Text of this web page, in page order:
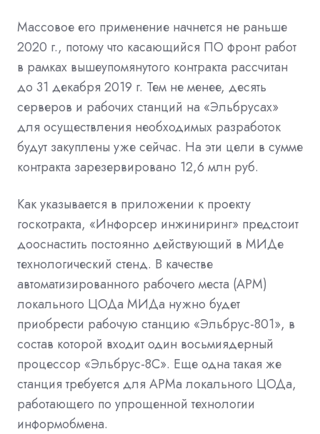
Массовое его применение начнется не раньше
2020 г., потому что касающийся ПО фронт работ
в рамках вышеупомянутого контракта рассчитан
до 31 декабря 2019 г. Тем не менее, десять
серверов и рабочих станций на «Эльбрусах»
для осуществления необходимых разработок
будут закуплены уже сейчас. На эти цели в сумме
контракта зарезервировано 12,6 млн руб.
Как указывается в приложении к проекту
госкотракта, «Инфорсер инжиниринг» предстоит
дооснастить постоянно действующий в МИДе
технологический стенд. В качестве
автоматизированного рабочего места (АРМ)
локального ЦОДа МИДа нужно будет
приобрести рабочую станцию «Эльбрус-801», в
состав которой входит один восьмиядерный
процессор «Эльбрус-8С». Еще одна такая же
станция требуется для АРМа локального ЦОДа,
работающего по упрощенной технологии
информобмена.